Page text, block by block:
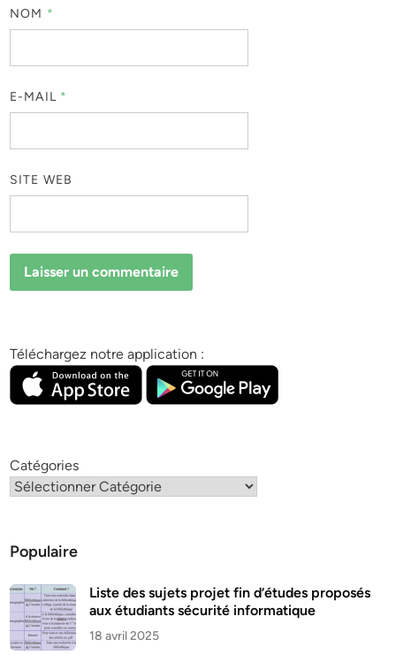
NOM *
E-MAIL *
SITE WEB
Téléchargez notre application :
Catégories
Populaire
Liste des sujets projet fin d’études proposés
aux étudiants sécurité informatique
18 avril 2025